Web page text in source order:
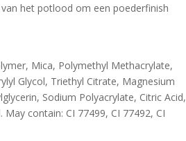
het potlood om een poederfinish
Mica, Polymethyl Methacrylate,
Glycol, Triethyl Citrate, Magnesium
Sodium Polyacrylate, Citric Acid,
contain: CI 77499, CI 77492, CI